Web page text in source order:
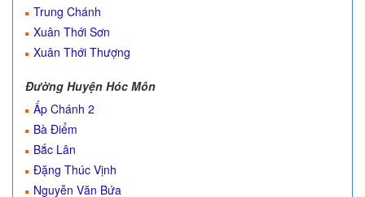
Trung Chánh
Xuân Thới Sơn
Xuân Thới Thượng
Đường Huyện Hóc Môn
Ấp Chánh 2
Bà Điểm
Bắc Lân
Đặng Thúc Vịnh
Nguyễn Văn Bứa